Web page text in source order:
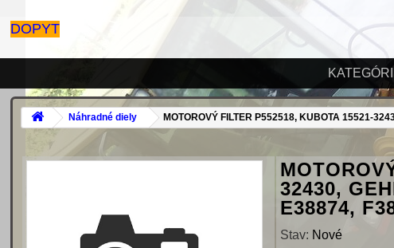
DOPYT
Náhradné diely MOTOROVÝ FILTER P552518, KUBOTA 15521-
32430,
E38874,
Stav: Nové